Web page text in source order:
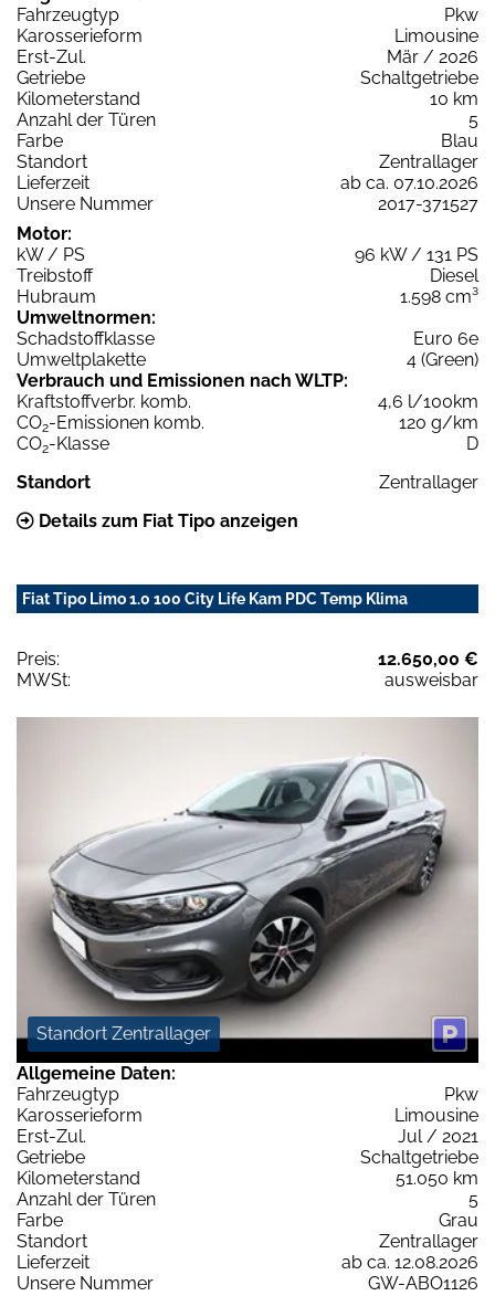
Fahrzeugtyp
Pkw
Karosserieform
Limousine
Erst-Zul.
Mär / 2026
Getriebe
Schaltgetriebe
Kilometerstand
10 km
Anzahl der Türen
5
Farbe
Blau
Standort
Zentrallager
Lieferzeit
ab ca. 07.10.2026
Unsere Nummer
2017-371527
Motor:
kW / PS
96 kW / 131 PS
Treibstoff
Diesel
Hubraum
1.598 cm³
Umweltnormen:
Schadstoffklasse
Euro 6e
Umweltplakette
4 (Green)
Verbrauch und Emissionen nach WLTP:
Kraftstoffverbr. komb.
4,6 l/100km
CO2-Emissionen komb.
120 g/km
CO2-Klasse
D
Standort
Zentrallager
Details zum Fiat Tipo anzeigen
Fiat Tipo Limo 1.0 100 City Life Kam PDC Temp Klima
Preis:
12.650,00 €
MWSt:
ausweisbar
Standort Zentrallager
Allgemeine Daten:
Fahrzeugtyp
Pkw
Karosserieform
Limousine
Erst-Zul.
Jul / 2021
Getriebe
Schaltgetriebe
Kilometerstand
51.050 km
Anzahl der Türen
5
Farbe
Grau
Standort
Zentrallager
Lieferzeit
ab ca. 12.08.2026
Unsere Nummer
GW-ABO1126